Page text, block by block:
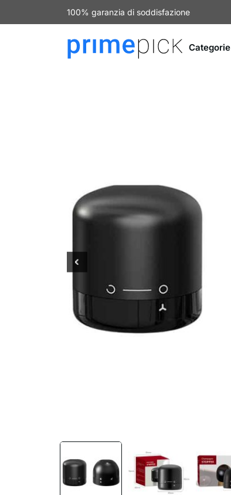
100% garanzia di soddisfazione
Categorie